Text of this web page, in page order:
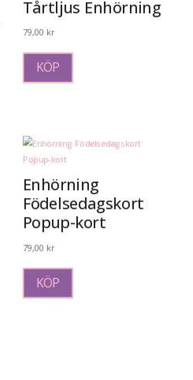
Tårtljus Enhörning
79,00 kr
KÖP
Enhörning
Födelsedagskort
Popup-kort
79,00 kr
KÖP